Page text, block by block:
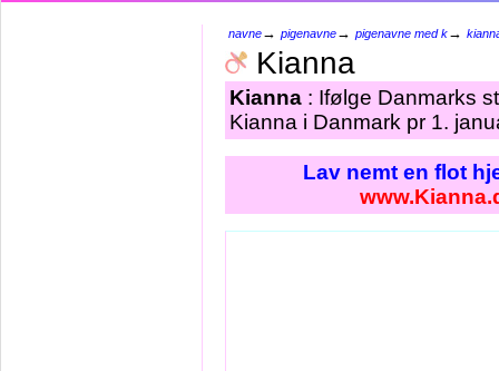
navne→ pigenavne→ pigenavne med k→
Kianna
Kianna : Ifølge Danmarks
Kianna i Danmark pr 1.
Lav nemt en flot